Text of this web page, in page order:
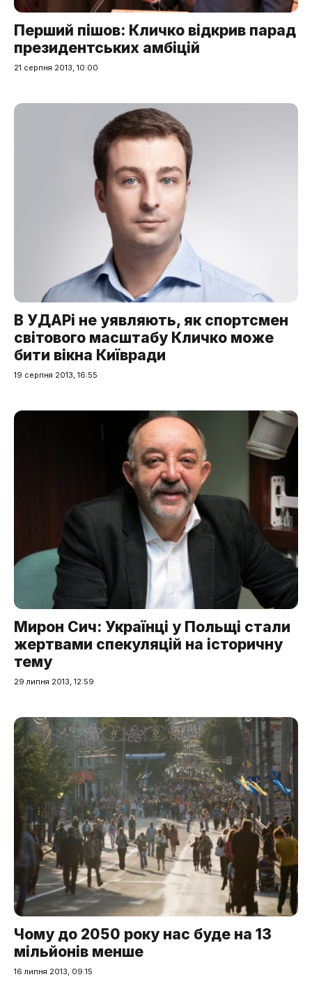
Перший пішов: Кличко відкрив парад
президентських амбіцій
21 серпня 2013, 10:00
В УДАРі не уявляють, як спортсмен
світового масштабу Кличко може
бити вікна Київради
19 серпня 2013, 16:55
Мирон Сич: Українці у Польщі стали
жертвами спекуляцій на історичну
тему
29 липня 2013, 12:59
Чому до 2050 року нас буде на 13
мільйонів менше
16 липня 2013, 09:15